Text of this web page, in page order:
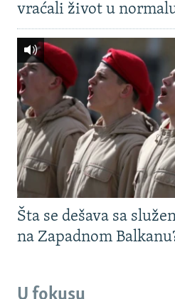
vraćali život u
Šta se dešava sa
na Zapadnom
U fokusu